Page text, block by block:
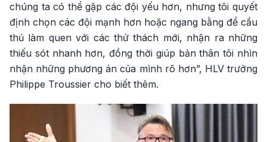
chúng ta có thể gặp các đội yếu hơn, nhưng tôi quyết
định chọn các đội mạnh hơn hoặc ngang bằng để cầu
thủ làm quen với các thử thách mới, nhận ra những
thiếu sót nhanh hơn, đồng thời giúp bản thân tôi nhìn
nhận những phương án của mình rõ hơn”, HLV trưởng
Philippe Troussier cho biết thêm.